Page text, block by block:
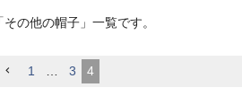
の他の帽子」一覧です。
1 3 4